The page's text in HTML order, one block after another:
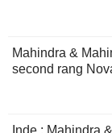
Mahindra &
second rang